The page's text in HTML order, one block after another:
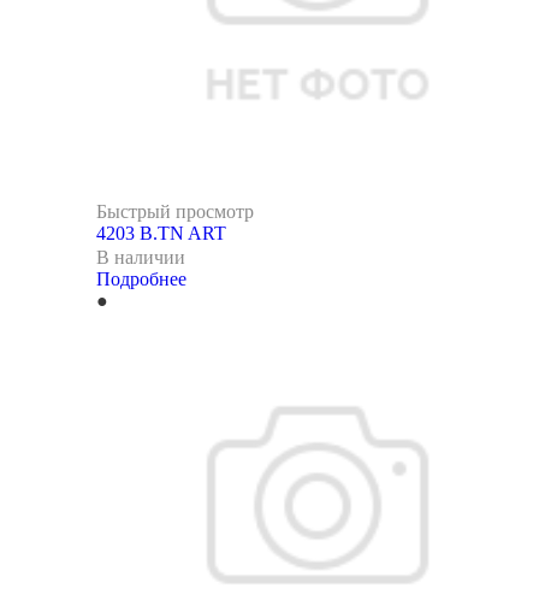
Быстрый просмотр
4203 B.TN ART
В наличии
Подробнее